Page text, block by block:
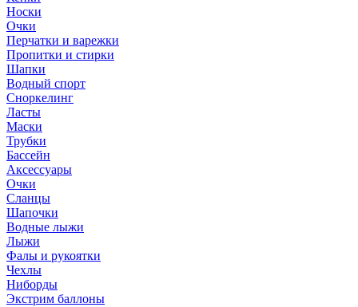
Носки
Очки
Перчатки и варежки
Пропитки и стирки
Шапки
Водный спорт
Сноркелинг
Ласты
Маски
Трубки
Бассейн
Аксессуары
Очки
Сланцы
Шапочки
Водные лыжи
Лыжи
Фалы и рукоятки
Чехлы
Ниборды
Экстрим баллоны